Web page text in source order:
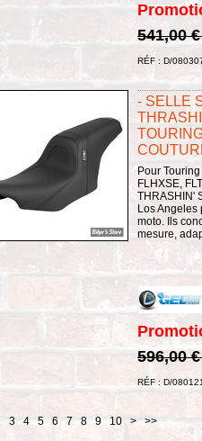
541,00
RÉF : D/
- SELLE
Pour
FLHXSE,
THRASHIN'
Los
moto. Ils
mesure,
596,00
RÉF : D/
3 4 5 6 7 8 9 10 > >>